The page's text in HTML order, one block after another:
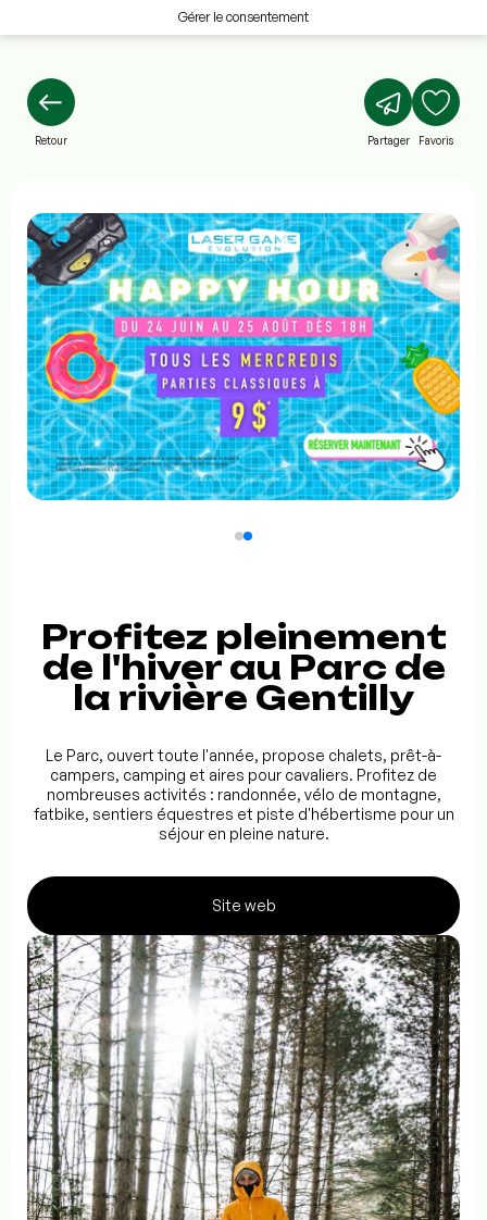
Gérer le consentement
Retour Partager Favoris
Profitez pleinement
de l'hiver au Parc de
la rivière Gentilly
Le Parc, ouvert toute l'année, propose chalets, prêt-à-
campers, camping et aires pour cavaliers. Profitez de
nombreuses activités : randonnée, vélo de montagne,
fatbike, sentiers équestres et piste d'hébertisme pour un
séjour en pleine nature.
Site web